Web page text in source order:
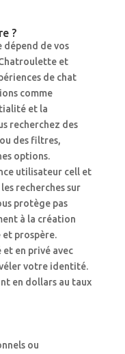
?
de vos
et
de chat
comme
et la
recherchez des
des filtres,
options.
utilisateur cell et
recherches sur
protège pas
à la création
et prospère.
en privé avec
votre identité.
en dollars au taux
ou